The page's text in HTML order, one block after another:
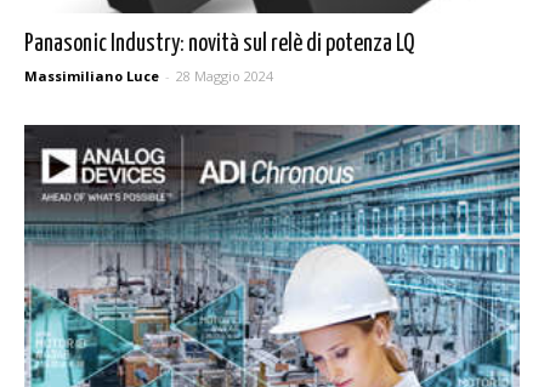
Panasonic Industry: novità sul relè di potenza LQ
Massimiliano Luce - 28 Maggio 2024